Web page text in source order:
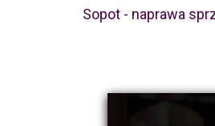
Sopot - naprawa